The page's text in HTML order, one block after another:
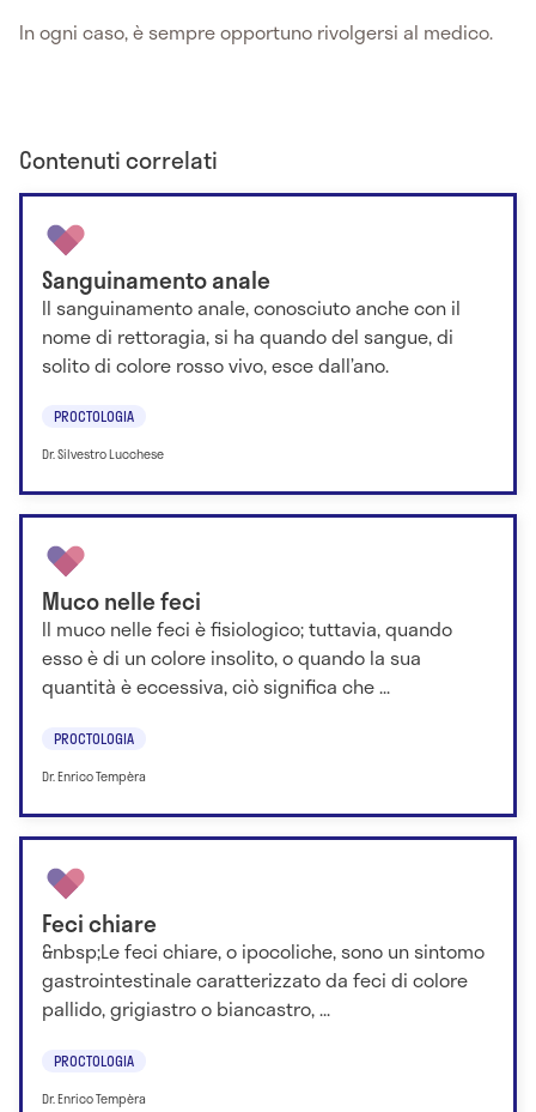
In ogni caso, è sempre opportuno rivolgersi al medico.
Contenuti correlati
Sanguinamento anale
Il sanguinamento anale, conosciuto anche con il
nome di rettoragia, si ha quando del sangue, di
solito di colore rosso vivo, esce dall’ano.
PROCTOLOGIA
Dr. Silvestro Lucchese
Muco nelle feci
Il muco nelle feci è fisiologico; tuttavia, quando
esso è di un colore insolito, o quando la sua
quantità è eccessiva, ciò significa che ...
PROCTOLOGIA
Dr. Enrico Tempèra
Feci chiare
&nbsp;Le feci chiare, o ipocoliche, sono un sintomo
gastrointestinale caratterizzato da feci di colore
pallido, grigiastro o biancastro, ...
PROCTOLOGIA
Dr. Enrico Tempèra